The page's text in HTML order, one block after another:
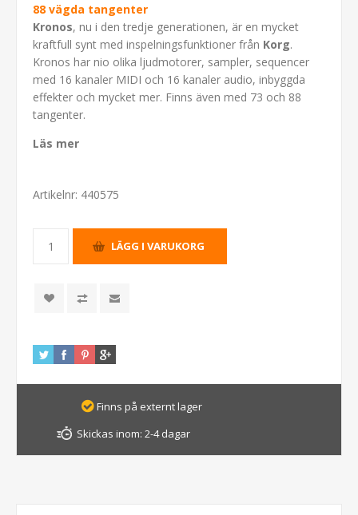
88 vägda tangenter
Kronos, nu i den tredje generationen, är en mycket
kraftfull synt med inspelningsfunktioner från Korg.
Kronos har nio olika ljudmotorer, sampler, sequencer
med 16 kanaler MIDI och 16 kanaler audio, inbyggda
effekter och mycket mer. Finns även med 73 och 88
tangenter.
Läs mer
Artikelnr: 440575
Finns på externt lager
Skickas inom: 2-4 dagar